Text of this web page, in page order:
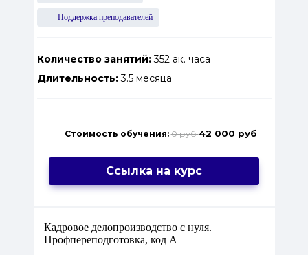
Поддержка преподавателей
Количество занятий:352 ак. часа
Длительность:3.5 месяца
Стоимость обучения: 0 руб42 000 руб
Ссылка на курс
Кадровое делопроизводство с нуля.
Профпереподготовка, код А